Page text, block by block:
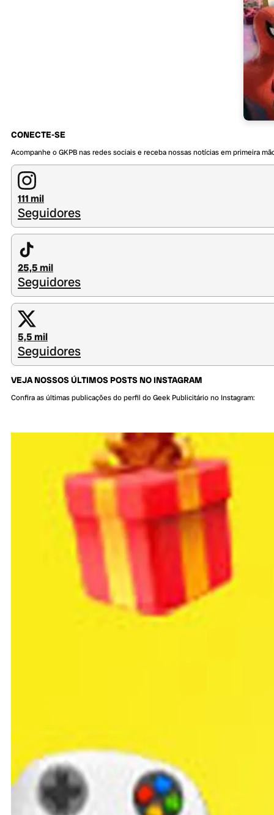
CONECTE-SE
Acompanhe o GKPB nas redes sociais e receba nossas notícias em primeira
111 mil
Seguidores
25,5 mil
Seguidores
5,5 mil
Seguidores
VEJA NOSSOS ÚLTIMOS POSTS NO INSTAGRAM
Confira as últimas publicações do perfil do Geek Publicitário no Instagram: